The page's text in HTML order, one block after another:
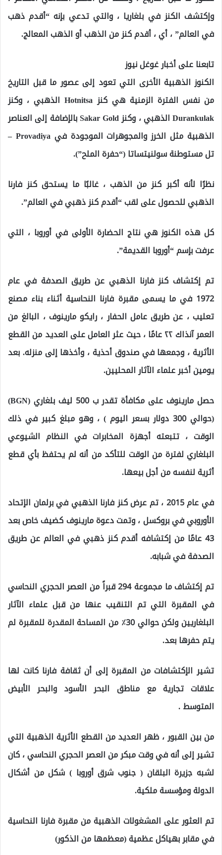
وإكتشف الكنز في بلغاريا ، والتي تدعي بإنه “أقدم ذهب
في العالم” ، أي ، أقدم كنز من الذهب أو الذهب المعالج.
تابعنا على أخبار غوغل نيوز
الكنوز الذهبية الأخرى التي تعود إلى عصور ما قبل التاريخ
من نفس الفترة الزمنية هي كنز Hotnitsa الذهبي ، وكنز
Durankulak الذهبي ، وكنز Sakar Gold بالإضافة إلى العناصر
الذهبية مثل الخرز والمجوهرات الموجودة في Provadiya –
تل مستوطنة سولنيتساتا (“حفرة الملح”).
نظرًا لأنه أكبر كنز من الذهب ، غالبًا ما يستحق كنز فارنا
الذهبي للحصول على لقب “أقدم كنز ذهبي في العالم”.
كل هذه الكنوز هي نتاج الحضارة الأولى في أوروبا ، التي
عرفت بإسم “أوروبا القديمة”.
تم إكتشاف كنز فارنا الذهبي عن طريق الصدفة في عام
1972 في ما يسمى مقبرة فارنا النحاسية أثناء بناء مصنع
تعليب ، عن طريق عامل الحفار ، رايكو مارينوف ، البالغ من
العمر آنذاك ٢٢ عامًا ، حيث عثر العامل على العديد من القطع
الأثرية ، وجمعها في صندوق أحذية ، وأخذها إلى منزله. بعد
يومين أخبر علماء الآثار المحليين.
حصل مارينوف على مكافأة تقدر ب 500 ليف بلغاري (BGN)
(حوالي 300 دولار بسعر اليوم ) ، وهو مبلغ كبير في ذلك
الوقت ، تتبعته أجهزة المخابرات في النظام الشيوعي
البلغاري لفترة من الوقت للتأكد من أنه لم يحتفظ بأي قطع
أثرية لنفسه من أجل بيعها.
في عام 2015 ، تم عرض كنز فارنا الذهبي في برلمان الإتحاد
الأوروبي في بروكسل ، وتمت دعوة مارينوف كضيف خاص بعد
43 عامًا من إكتشافه أقدم كنز ذهبي في العالم عن طريق
الصدفة في شبابه.
تم إكتشاف ما مجموعة 294 قبراً من العصر الحجري النحاسي
في المقبرة التي تم التنقيب عنها من قبل علماء الآثار
البلغاريين ولكن حوالي 30٪ من المساحة المقدرة للمقبرة لم
يتم حفرها بعد.
تشير الإكتشافات من المقبرة إلى أن ثقافة فارنا كانت لها
علاقات تجارية مع مناطق البحر الأسود والبحر الأبيض
المتوسط ​​.
من بين القبور ، ظهر العديد من القطع الأثرية الذهبية التي
تشير إلى أنه في وقت مبكر من العصر الحجري النحاسي ، كان
لشبه جزيرة البلقان ( جنوب شرق أوروبا ) شكل من أشكال
الدولة ومؤسسة ملكية.
تم العثور على المشغولات الذهبية من مقبرة فارنا النحاسية
في مقابر بهياكل عظمية (معظمها من الذكور)